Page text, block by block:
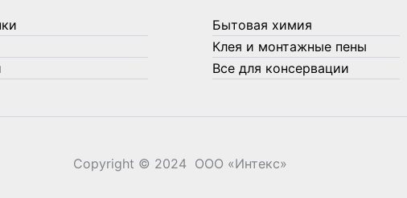
Бытовая химия
Клея и монтажные пены
Все для консервации
Copyright © 2024 ООО «‎Интекс»‎